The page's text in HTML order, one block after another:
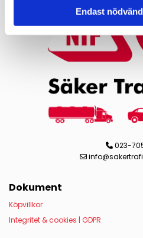
Endast
 023-

Dokument
Köpvillkor
Integritet & cookies | GDPR